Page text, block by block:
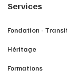
Services
Fondation -
Héritage
Formations